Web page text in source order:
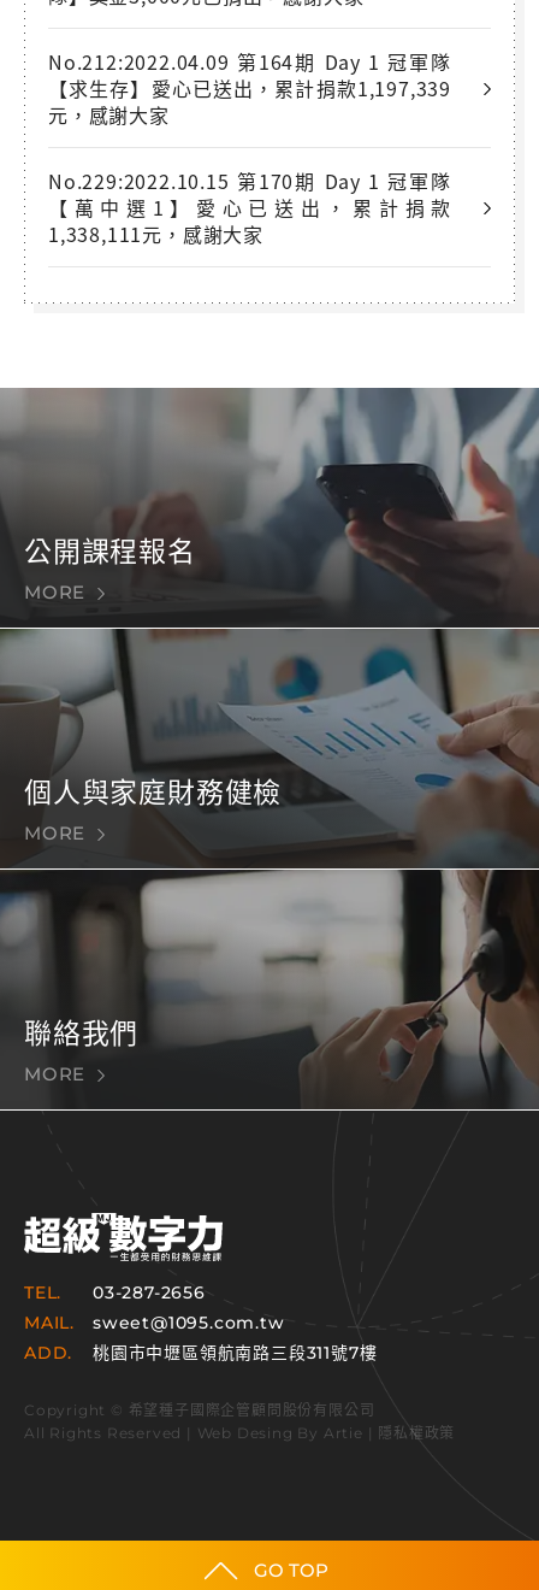
No.212:2022.04.09 第164期 Day 1 冠軍隊
【求生存】愛心已送出，累計捐款1,197,339
元，感謝大家
No.229:2022.10.15 第170期 Day 1 冠軍隊
【萬中選1】愛心已送出，累計捐款
1,338,111元，感謝大家
公開課程報名
MORE
個人與家庭財務健檢
MORE
聯絡我們
MORE
TEL.
03-287-2656
MAIL.
sweet@1095.com.tw
ADD.
桃園市中壢區領航南路三段311號7樓
Copyright © 希望種子國際企管顧問股份有限公司
All Rights Reserved | Web Desing By Artie | 隱私權政策
GO TOP